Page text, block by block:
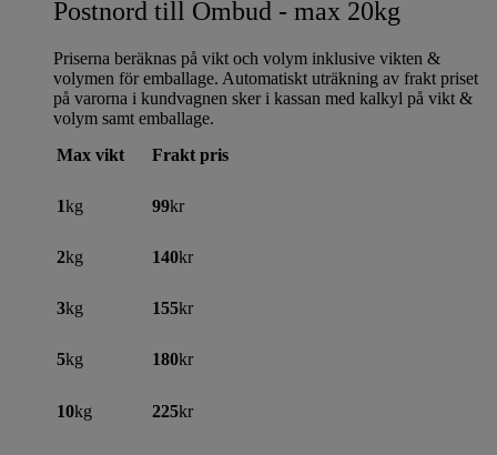
Postnord till Ombud - max 20kg
Priserna beräknas på vikt och volym inklusive vikten &
volymen för emballage. Automatiskt uträkning av frakt priset
på varorna i kundvagnen sker i kassan med kalkyl på vikt &
volym samt emballage.
Max vikt
Frakt pris
1kg 99kr
2kg 140kr
3kg 155kr
5kg 180kr
10kg 225kr